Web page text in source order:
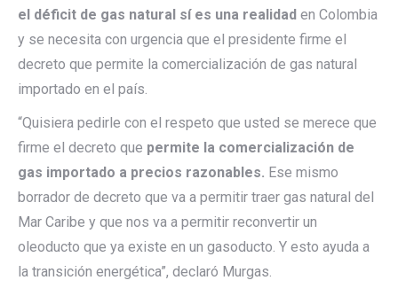
el déficit de gas natural sí es una realidad en Colombia
y se necesita con urgencia que el presidente firme el
decreto que permite la comercialización de gas natural
importado en el país.
“Quisiera pedirle con el respeto que usted se merece que
firme el decreto que permite la comercialización de
gas importado a precios razonables. Ese mismo
borrador de decreto que va a permitir traer gas natural del
Mar Caribe y que nos va a permitir reconvertir un
oleoducto que ya existe en un gasoducto. Y esto ayuda a
la transición energética”, declaró Murgas.